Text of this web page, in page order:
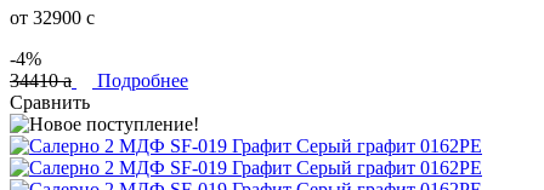
от 32900 c
-4%
34410a
Подробнее
Сравнить